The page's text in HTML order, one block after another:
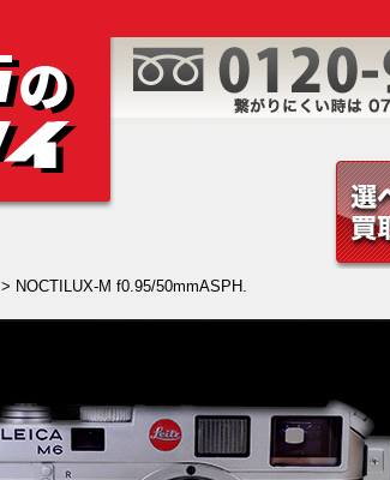
> NOCTILUX-M f0.95/50mmASPH.